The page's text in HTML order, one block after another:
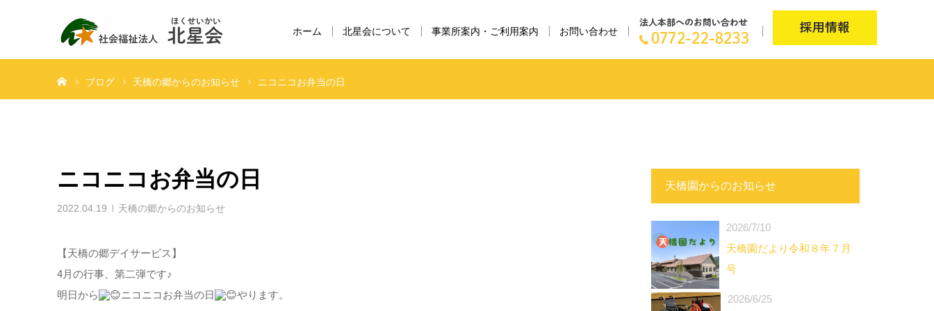
ホーム 北星会について 事業所案内・ご利用案内 お問い合わせ
ブログ 天橋の郷からのお知らせ ニコニコお弁当の日
ニコニコお弁当の日
2022.04.19 天橋の郷からのお知らせ
【天橋の郷デイサービス】
4月の行事、第二弾です♪
明日から
ニコニコお弁当の日 やります。
天橋園からのお知らせ
2026/7/10
天橋園だより令和８年７月
号
2026/6/25